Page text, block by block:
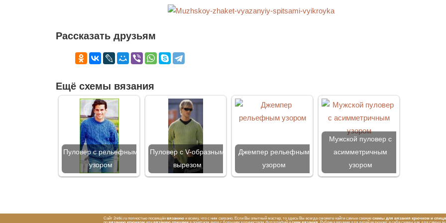
Рассказать друзьям
Ещё схемы вязания
Пуловер с рельефным
узором
Пуловер с V-образным
вырезом
Джемпер рельефным
узором
Мужской пуловер с
асимметричным
узором
Сайт 2nitki.ru полностью посвящён вязанию и всему, что с ним связано. Если Вы опытный мастер, то здесь Вы всегда сможете найти самые свежие схемы для вязания крючком и